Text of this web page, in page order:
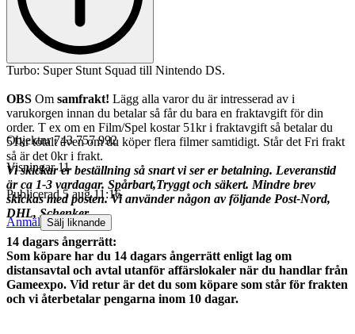
Turbo: Super Stunt Squad till Nintendo DS.
OBS Om samfrakt! Lägg alla varor du är intresserad av i
varukorgen innan du betalar så får du bara en fraktavgift för din
order. T ex om en Film/Spel kostar 51kr i fraktavgift så betalar du
51kr totalt även om du köper flera filmer samtidigt. Står det Fri frakt
så är det 0kr i frakt.
Vi skickar er beställning så snart vi ser er betalning. Leveranstid
är ca 1-3 vardagar. Spårbart,Tryggt och säkert. Mindre brev
skickas med posten. Vi använder någon av följande Post-Nord,
DHL, Schenker.
14 dagars ångerrätt:
Som köpare har du 14 dagars ångerrätt enligt lag om
distansavtal och avtal utanför affärslokaler när du handlar från
Gameexpo. Vid retur är det du som köpare som står för frakten
och vi återbetalar pengarna inom 10 dagar.
Objektnr 743 757 992
Visningar 11
Publicerad 5 aug 11:16
Anmäl Sälj liknande